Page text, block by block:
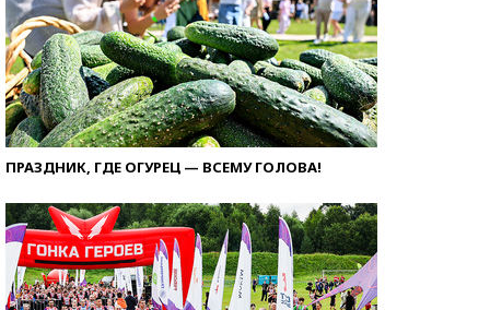
ПРАЗДНИК, ГДЕ ОГУРЕЦ — ВСЕМУ ГОЛОВА!